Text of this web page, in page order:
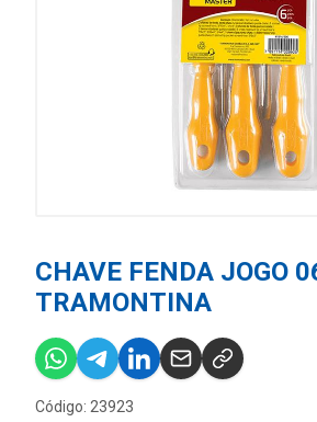
CHAVE FENDA JOGO
TRAMONTINA
Código: 23923